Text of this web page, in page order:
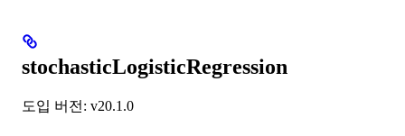
stochasticLogisticRegression
도입 버전: v20.1.0